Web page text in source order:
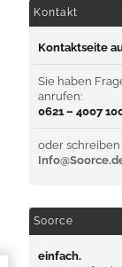
Kontakt
Kontaktseite
Sie haben
anrufen:
0621 – 4007
oder schreiben
Soorce
einfach.